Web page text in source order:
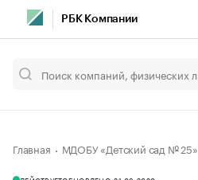
РБК Компании
Главная МДОБУ «Детский сад № 25»